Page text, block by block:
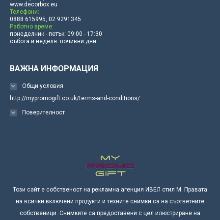
www.decorbox.eu
Телефони:
0888 615995, 02 9291345
Работно време:
понеделник - петък: 09:00 - 17:30
събота и неделя: почивни дни
ВАЖНА ИНФОРМАЦИЯ
Общи условия
http://mypromogift.co.uk/terms-and-conditions/
Поверителност
Този сайт е собственост на рекламна агенция ИВЕЛ стил М. Правата
на всички включени продукти и техните снимки са на съответните
собственици. Снимките са предоставени с цел илюстриране на